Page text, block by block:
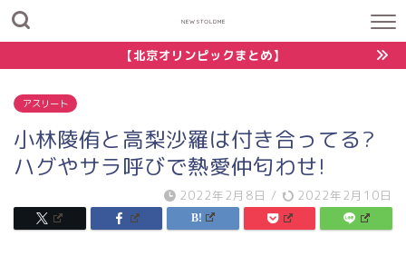
NEWSTOLDME
【北京オリンピックまとめ】
アスリート
小林陵侑と高梨沙羅は付き合ってる?
ハグやサラ呼びで熱愛仲匂わせ!
2022年2月8日 / 2022年2月10日